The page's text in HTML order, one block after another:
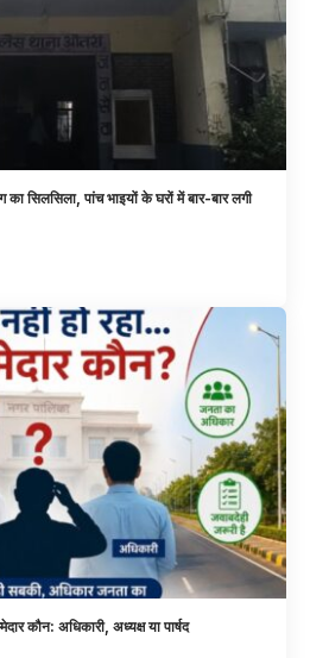
सिलसिला, पांच भाइयों के घरों में बार-बार लगी
कौन: अधिकारी, अध्यक्ष या पार्षद